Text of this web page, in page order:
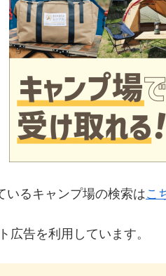
いるキャンプ場の検索はこ
告を利用しています。